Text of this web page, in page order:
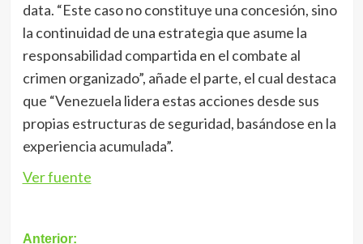
data. “Este caso no constituye una concesión, sino
la continuidad de una estrategia que asume la
responsabilidad compartida en el combate al
crimen organizado”, añade el parte, el cual destaca
que “Venezuela lidera estas acciones desde sus
propias estructuras de seguridad, basándose en la
experiencia acumulada”.
Ver fuente
Anterior: